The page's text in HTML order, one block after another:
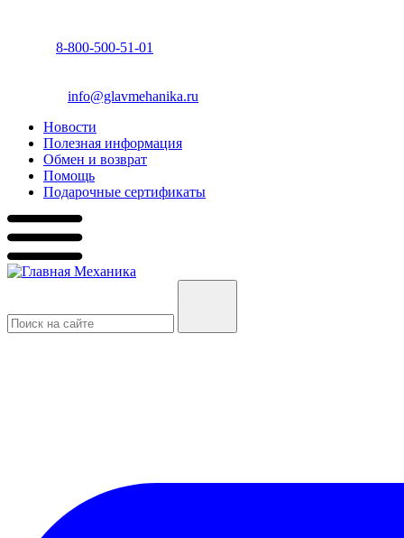
8-800-500-51-01
info@glavmehanika.ru
Новости
Полезная информация
Обмен и возврат
Помощь
Подарочные сертификаты